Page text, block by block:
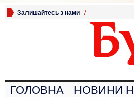
Залишайтесь з нами /
ГОЛОВНА НОВИНИ